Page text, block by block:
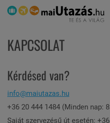
KAPCSOLAT
Kérdésed van?
info@maiutazas.hu
+36 20 444 1484 (Minden nap:
Saját szervezésű út esetén: